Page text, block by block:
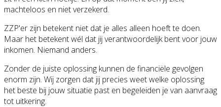
machteloos en niet verzekerd.
ZZP'er zijn betekent niet dat je alles alleen hoeft te doen.
Maar het betekent wél dat jij verantwoordelijk bent voor jouw
inkomen. Niemand anders.
Zonder de juiste oplossing kunnen de financiële gevolgen
enorm zijn. Wij zorgen dat jij precies weet welke oplossing
het beste bij jouw situatie past en begeleiden je van aanvraag
tot uitkering.